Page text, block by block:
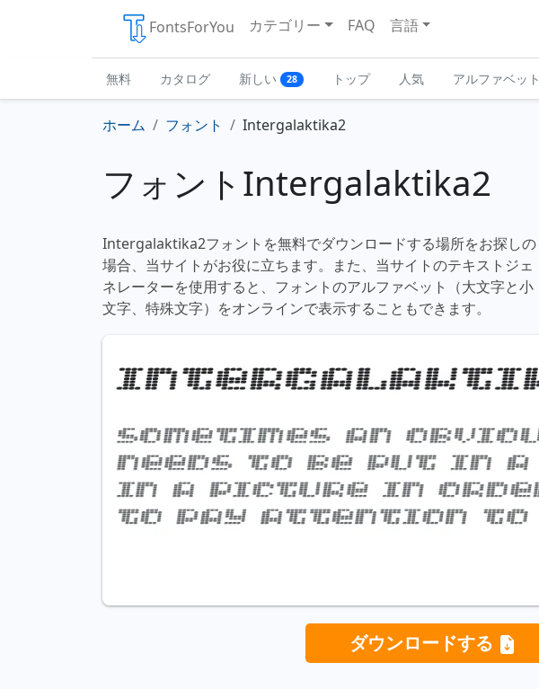
FontsForYou カテゴリー FAQ 言語
無料 カタログ 新しい 28 トップ 人気 アルファベット
ホーム フォント Intergalaktika2
フォントIntergalaktika2
Intergalaktika2フォントを無料でダウンロードする場所をお探しの
場合、当サイトがお役に立ちます。また、当サイトのテキストジェ
ネレーターを使用すると、フォントのアルファベット（大文字と小
文字、特殊文字）をオンラインで表示することもできます。
ダウンロードする